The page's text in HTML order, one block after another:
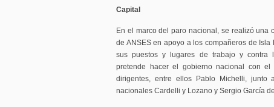
Capital
En el marco del paro nacional, se realizó una
de ANSES en apoyo a los compañeros de
sus puestos y lugares de trabajo y contra
pretende hacer el gobierno nacional con
dirigentes, entre ellos Pablo Michelli, junto
nacionales Cardelli y Lozano y Sergio García